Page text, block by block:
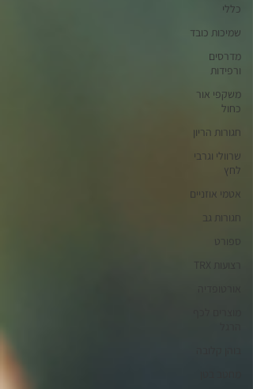
כללי
שמיכות כובד
מדרסים
ורפידות
משקפי אור
כחול
חגורות הריון
שרוולי וגרבי
לחץ
אטמי אוזניים
חגורות גב
ספורט
רצועות TRX